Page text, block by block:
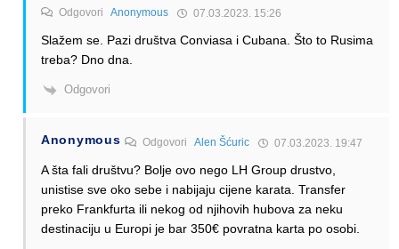
Odgovori Anonymous 07.03.2023. 15:26
Slažem se. Pazi društva Conviasa i Cubana. Što to Rusima
treba? Dno dna.
Odgovori
Anonymous OdgovoriAlen Šćuric 07.03.2023. 19:47
A šta fali društvu? Bolje ovo nego LH Group drustvo,
unistise sve oko sebe i nabijaju cijene karata. Transfer
preko Frankfurta ili nekog od njihovih hubova za neku
destinaciju u Europi je bar 350€ povratna karta po osobi.